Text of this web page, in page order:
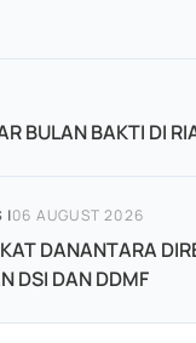
BULAN BAKTI DI
|06 AUGUST 2026
DANANTARA
DSI DAN DDMF